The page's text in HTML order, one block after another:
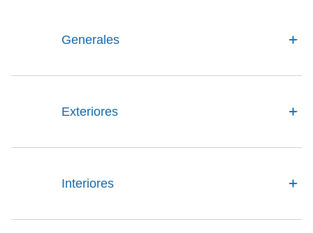
Generales
Exteriores
Interiores